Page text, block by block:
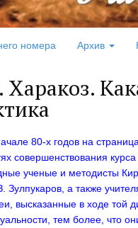
номера Архив
80-х годов на
совершенствования
ученые и методисты
Зулпукаров, а также
высказанные в ходе той
тем более, что